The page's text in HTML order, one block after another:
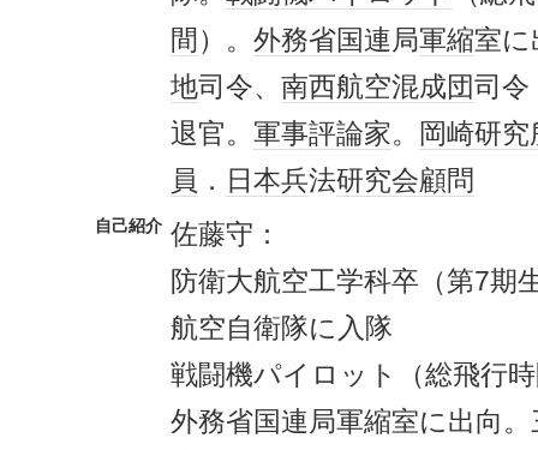
間 ）。 外務省国連局軍縮室に
地司令、 南西航空混成団司令
退官。 軍事評論家。
岡崎研究
員 ． 日本兵法研究会顧問
自己紹介 佐藤守：
防衛大航空工学科卒（第7期
航空自衛隊に入隊
戦闘機パイロット（総飛行
外務省国連局軍縮室に出向